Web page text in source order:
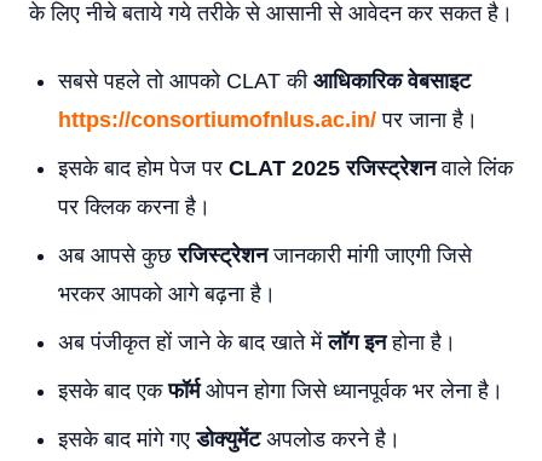
के लिए नीचे बताये गये तरीके से आसानी से आवेदन कर सकत है।
सबसे पहले तो आपको CLAT की आधिकारिक वेबसाइट
https://consortiumofnlus.ac.in/ पर जाना है।
इसके बाद होम पेज पर CLAT 2025 रजिस्ट्रेशनवाले लिंक
पर क्लिक करना है।
अब आपसे कुछ रजिस्ट्रेशनजानकारी मांगी जाएगी जिसे
भरकर आपको आगे बढ़ना है।
अब पंजीकृत हों जाने के बाद खाते मेंलॉग इनहोना है।
इसके बाद एकफॉर्मओपन होगा जिसे ध्यानपूर्वक भर लेना है।
इसके बाद मांगे गएडोक्युमेंटअपलोड करने है।